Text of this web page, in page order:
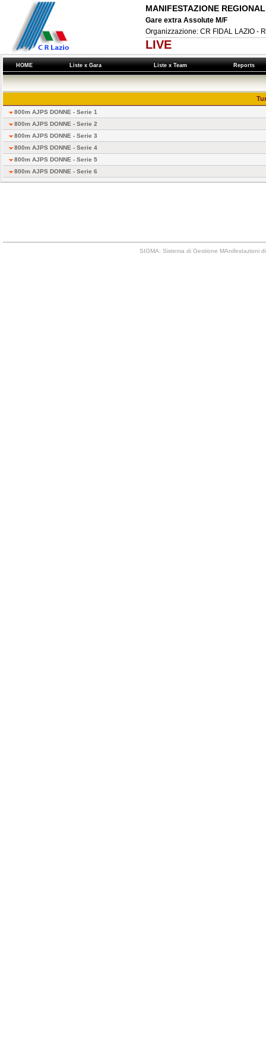
MANIFESTAZIONE
Gare extra Assolute M/F
Organizzazione: CR FIDAL LAZIO -
LIVE
HOME Liste x Gara Liste x Team Reports
800m AJPS DONNE - Serie 1
800m AJPS DONNE - Serie 2
800m AJPS DONNE - Serie 3
800m AJPS DONNE - Serie 4
800m AJPS DONNE - Serie 5
800m AJPS DONNE - Serie 6
SIGMA: Sistema di Gestione MAnifestazioni